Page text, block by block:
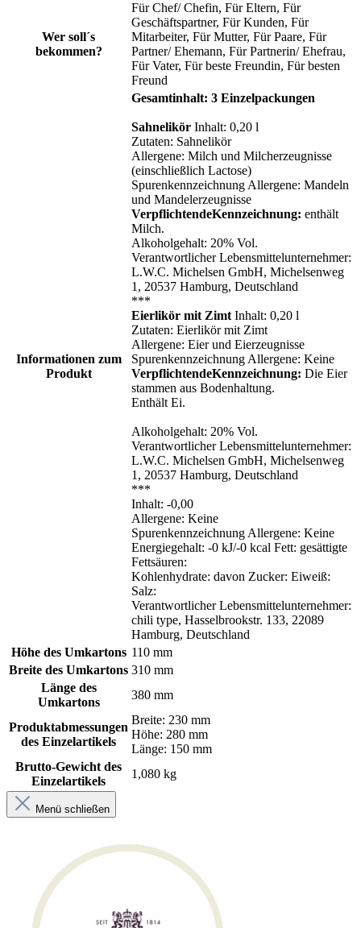
Wer soll´s
bekommen?
Für Chef/ Chefin, Für Eltern, Für
Geschäftspartner, Für Kunden, Für
Mitarbeiter, Für Mutter, Für Paare, Für
Partner/ Ehemann, Für Partnerin/ Ehefrau,
Für Vater, Für beste Freundin, Für besten
Freund
Informationen zum
Produkt
Gesamtinhalt: 3 Einzelpackungen
Sahnelikör Inhalt: 0,20 l
Zutaten: Sahnelikör
Allergene: Milch und Milcherzeugnisse
(einschließlich Lactose)
Spurenkennzeichnung Allergene: Mandeln
und Mandelerzeugnisse
VerpflichtendeKennzeichnung: enthält
Milch.
Alkoholgehalt: 20% Vol.
Verantwortlicher Lebensmittelunternehmer:
L.W.C. Michelsen GmbH, Michelsenweg
1, 20537 Hamburg, Deutschland
***
Eierlikör mit Zimt Inhalt: 0,20 l
Zutaten: Eierlikör mit Zimt
Allergene: Eier und Eierzeugnisse
Spurenkennzeichnung Allergene: Keine
VerpflichtendeKennzeichnung: Die Eier
stammen aus Bodenhaltung.
Enthält Ei.
Alkoholgehalt: 20% Vol.
Verantwortlicher Lebensmittelunternehmer:
L.W.C. Michelsen GmbH, Michelsenweg
1, 20537 Hamburg, Deutschland
***
Inhalt: -0,00
Allergene: Keine
Spurenkennzeichnung Allergene: Keine
Energiegehalt: -0 kJ/-0 kcal Fett: gesättigte
Fettsäuren:
Kohlenhydrate: davon Zucker: Eiweiß:
Salz:
Verantwortlicher Lebensmittelunternehmer:
chili type, Hasselbrookstr. 133, 22089
Hamburg, Deutschland
Höhe des Umkartons 110 mm
Breite des Umkartons 310 mm
Länge des
Umkartons
380 mm
Produktabmessungen
des Einzelartikels
Breite: 230 mm
Höhe: 280 mm
Länge: 150 mm
Brutto-Gewicht des
Einzelartikels
1,080 kg
Menü schließen